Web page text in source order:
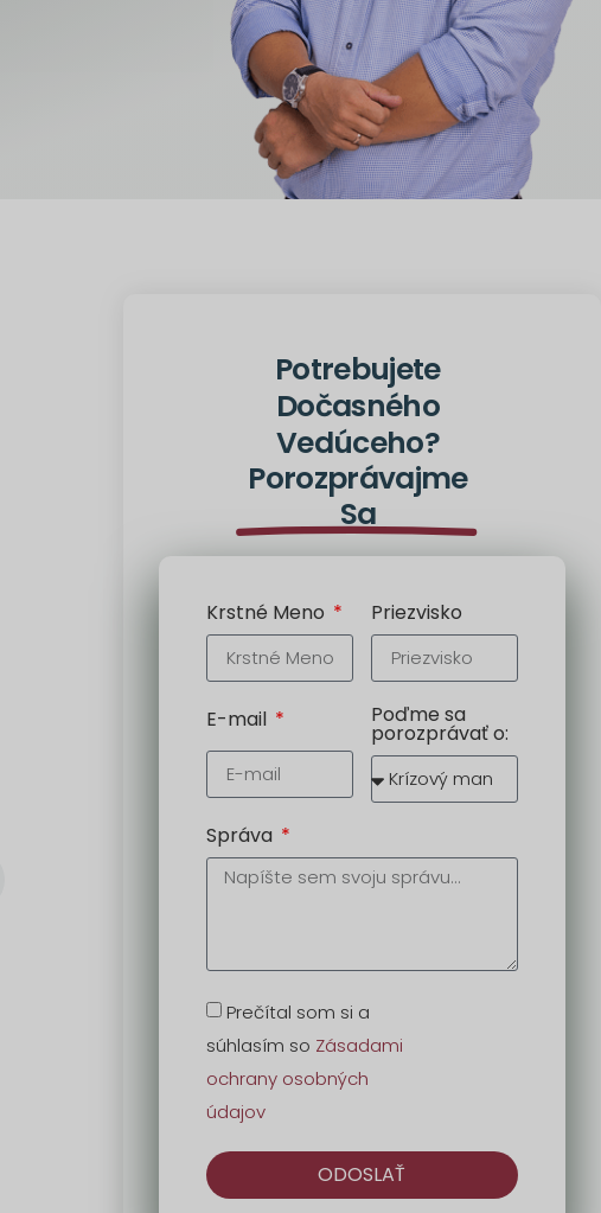
Potrebujete
Dočasného
Vedúceho?
Porozprávajme
Sa
Krstné Meno Priezvisko
E-mail Poďme sa
porozprávať o:
Správa
Prečítal som si a
súhlasím so Zásadami
ochrany osobných
údajov
ODOSLAŤ